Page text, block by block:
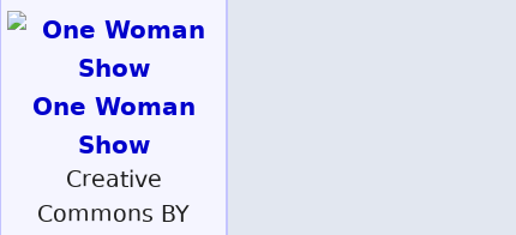
One Woman
Show
Creative
Commons BY